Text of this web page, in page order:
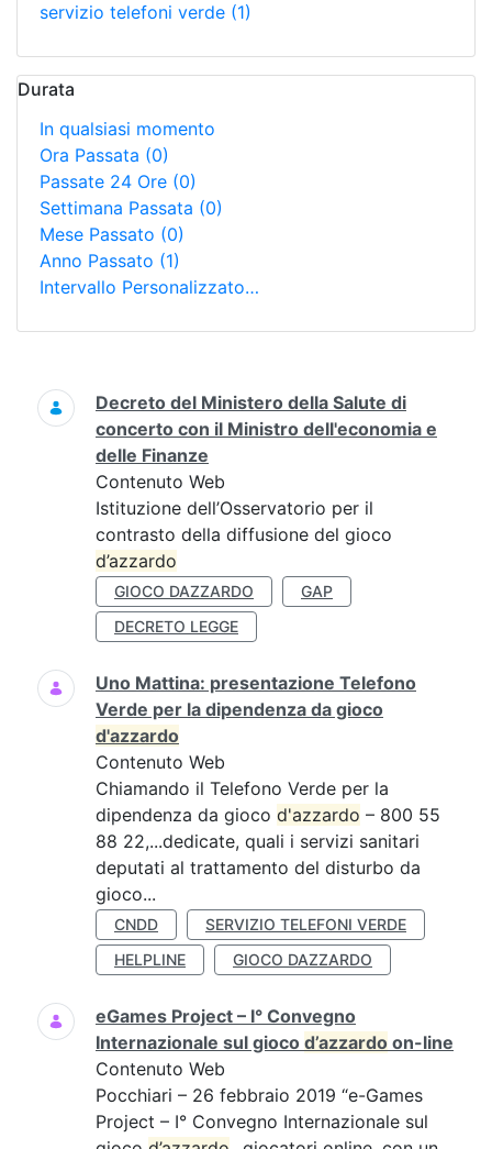
servizio telefoni verde (1)
Durata
In qualsiasi momento
Ora Passata (0)
Passate 24 Ore (0)
Settimana Passata (0)
Mese Passato (0)
Anno Passato (1)
Intervallo Personalizzato…
Ricerca
Decreto del Ministero della Salute di
concerto con il Ministro dell'economia e
delle Finanze
Contenuto Web
Istituzione dell’Osservatorio per il
contrasto della diffusione del gioco
d’azzardo
GIOCO DAZZARDO
GAP
DECRETO LEGGE
Uno Mattina: presentazione Telefono
Verde per la dipendenza da gioco
d'azzardo
Contenuto Web
Chiamando il Telefono Verde per la
dipendenza da gioco d'azzardo – 800 55
88 22,...dedicate, quali i servizi sanitari
deputati al trattamento del disturbo da
gioco...
CNDD
SERVIZIO TELEFONI VERDE
HELPLINE
GIOCO DAZZARDO
eGames Project – I° Convegno
Internazionale sul gioco d’azzardo on-line
Contenuto Web
Pocchiari – 26 febbraio 2019 “e-Games
Project – I° Convegno Internazionale sul